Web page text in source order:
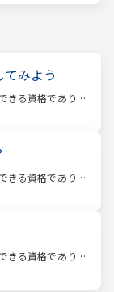
みよう
きる資格であり、
な知識を問われ
きる資格であり、
な知識を問われ
きる資格であり、
な知識を問われ